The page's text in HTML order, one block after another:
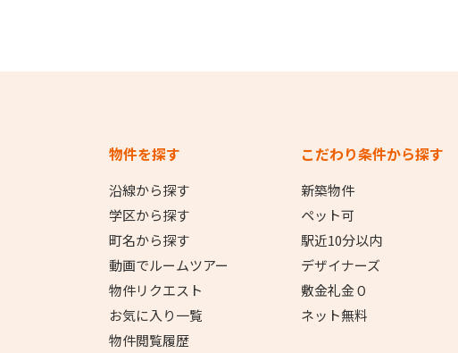
物件を探す
沿線から探す
学区から探す
町名から探す
動画でルームツアー
物件リクエスト
お気に入り一覧
物件閲覧履歴
こだわり条件から探す
新築物件
ペット可
駅近10分以内
デザイナーズ
敷金礼金０
ネット無料